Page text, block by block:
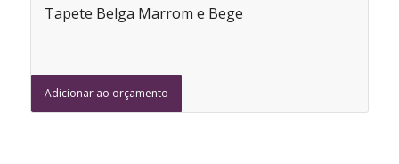
Tapete Belga Marrom e Bege
Adicionar ao orçamento